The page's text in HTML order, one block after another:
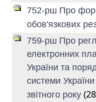
752-рш Про
обов'язкових
759-рш Про
електронних
України та
системи
звітного року